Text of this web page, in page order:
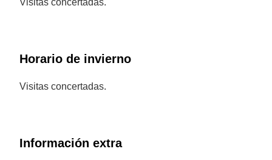
Visitas concertadas.
Horario de invierno
Visitas concertadas.
Información extra